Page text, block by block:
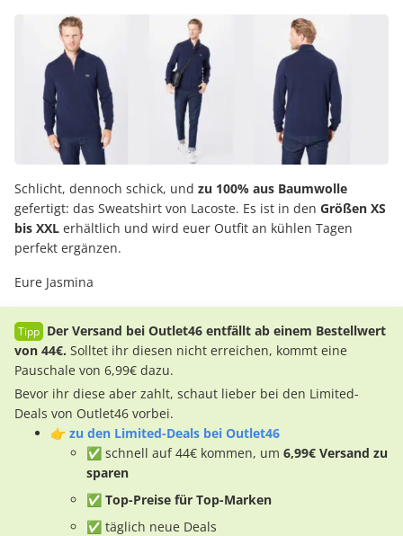
Schlicht, dennoch schick, und zu 100% aus Baumwolle
gefertigt: das Sweatshirt von Lacoste. Es ist in den Größen XS
bis XXL erhältlich und wird euer Outfit an kühlen Tagen
perfekt ergänzen.
Eure Jasmina
Der Versand bei Outlet46 entfällt ab einem Bestellwert
von 44€. Solltet ihr diesen nicht erreichen, kommt eine
Pauschale von 6,99€ dazu.
Bevor ihr diese aber zahlt, schaut lieber bei den Limited-
Deals von Outlet46 vorbei.
👉 zu den Limited-Deals bei Outlet46
✅ schnell auf 44€ kommen, um 6,99€ Versand zu
sparen
✅ Top-Preise für Top-Marken
✅ täglich neue Deals